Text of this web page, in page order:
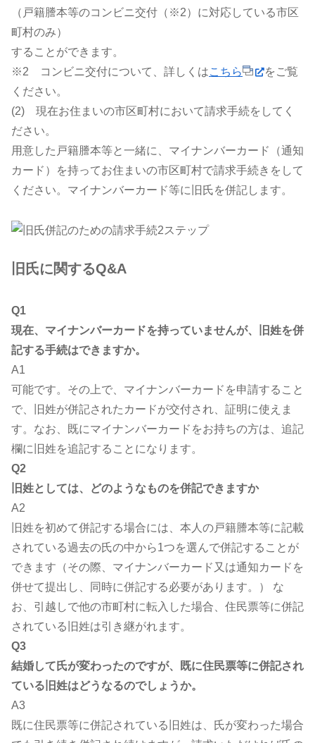
（戸籍謄本等のコンビニ交付（※2）に対応している市区
町村のみ）
することができます。
※2 コンビニ交付について、詳しくはこちら
をご覧
ください。
(2) 現在お住まいの市区町村において請求手続をしてく
ださい。
用意した戸籍謄本等と一緒に、マイナンバーカード（通知
カード）を持ってお住まいの市区町村で請求手続きをして
ください。マイナンバーカード等に旧氏を併記します。
旧氏に関するQ&A
Q1
現在、マイナンバーカードを持っていませんが、旧姓を併
記する手続はできますか。
A1
可能です。その上で、マイナンバーカードを申請すること
で、旧姓が併記されたカードが交付され、証明に使えま
す。なお、既にマイナンバーカードをお持ちの方は、追記
欄に旧姓を追記することになります。
Q2
旧姓としては、どのようなものを併記できますか
A2
旧姓を初めて併記する場合には、本人の戸籍謄本等に記載
されている過去の氏の中から1つを選んで併記することが
できます（その際、マイナンバーカード又は通知カードを
併せて提出し、同時に併記する必要があります。） な
お、引越しで他の市町村に転入した場合、住民票等に併記
されている旧姓は引き継がれます。
Q3
結婚して氏が変わったのですが、既に住民票等に併記され
ている旧姓はどうなるのでしょうか。
A3
既に住民票等に併記されている旧姓は、氏が変わった場合